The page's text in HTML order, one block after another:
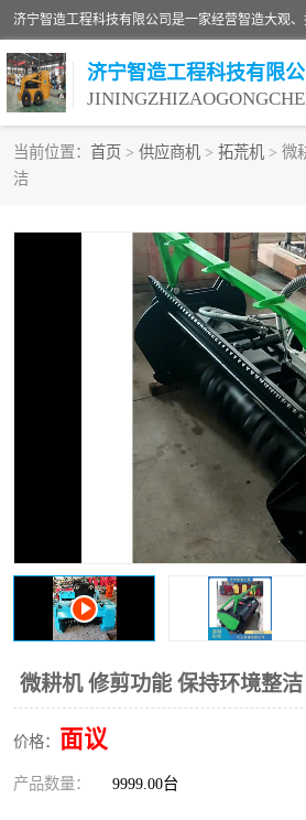
济宁智造工程科技有限公
当前位置： 首页 > 供应商机 > 拓荒机 > 微
洁
微耕机 修剪功能 保持环境整洁
价格： 面议
产品数量： 9999.00台
移
粉
土
开
破
压路
枕木机 滑
清扫器
挖树机 拓荒
滚筒筛
挖掘机破碎斗